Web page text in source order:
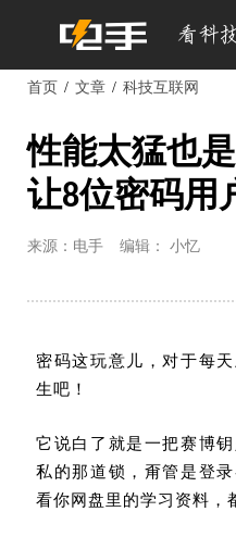
首页 文章 科技互联网
性能太猛也是
让8位密码用
来源：电手 编辑： 小忆
密码这玩意儿，对于每
生吧！
它说白了就是一把赛博
私的那道锁，甭管是登
看你网盘里的学习资料，